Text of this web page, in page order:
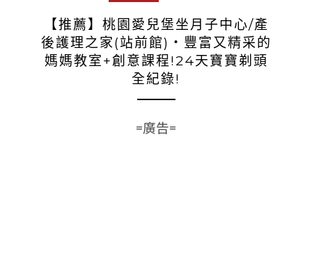
【推薦】桃園愛兒堡坐月子中心/產
後護理之家(站前館)‧豐富又精采的
媽媽教室+創意課程!24天寶寶剃頭
全紀錄!
=廣告=